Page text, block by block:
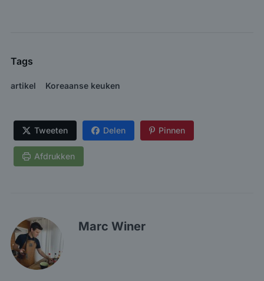
Tags
artikel Koreaanse keuken
Tweeten Delen Pinnen
Afdrukken
Marc Winer